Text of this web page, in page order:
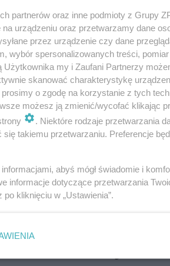
Wiesz kto jest
partnerów oraz inne podmioty z Grupy
urządzeniu oraz przetwarzamy dane
przez urządzenie czy dane
wybór spersonalizowanych treści,
Użytkownika my i Zaufani Partnerzy
skanować charakterystykę
o zgodę na korzystanie z tych
możesz ją zmienić/wycofać klikając
. Niektóre rodzaje przetwarzania
takiemu przetwarzaniu. Preferencje
abyś mógł świadomie i
informacje dotyczące przetwarzania
po kliknięciu w „Ustawienia”.